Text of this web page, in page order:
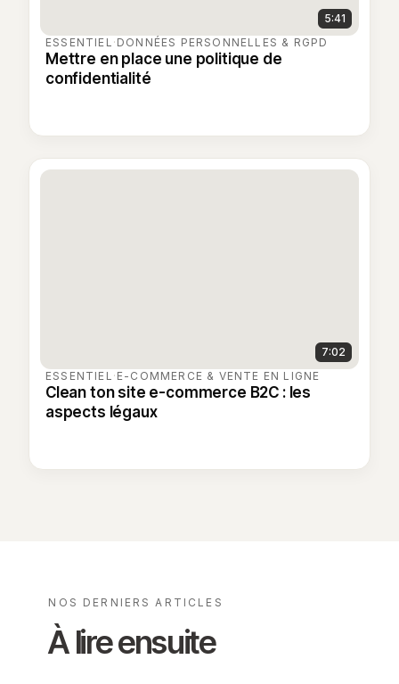
5:41
ESSENTIEL · DONNÉES PERSONNELLES & RGPD
Mettre en place une politique de
confidentialité
7:02
ESSENTIEL · E-COMMERCE & VENTE EN LIGNE
Clean ton site e-commerce B2C : les
aspects légaux
NOS DERNIERS ARTICLES
À lire ensuite